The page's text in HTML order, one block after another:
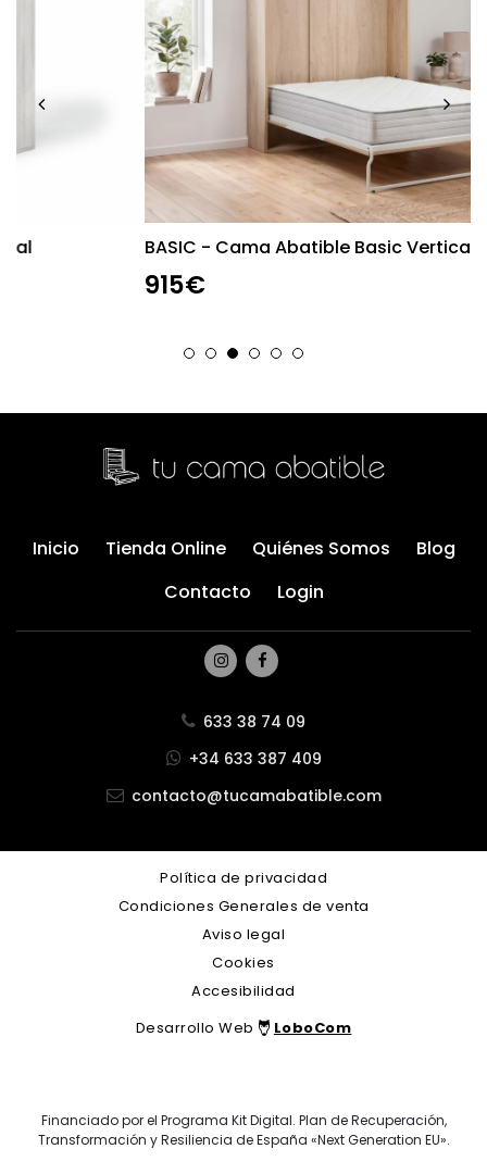
BASIC - Cama Abatible Basic Vertical
Inicio Tienda Online Quiénes Somos
Blog
Contacto
Login
633 38 74 09
+34 633 387 409
contacto@tucamabatible.com
Política de privacidad
Condiciones Generales de venta
Aviso legal
Cookies
Accesibilidad
Desarrollo Web
LoboCom
Financiado por el Programa Kit Digital. Plan de Recuperación,
Transformación y Resiliencia de España «Next Generation EU».